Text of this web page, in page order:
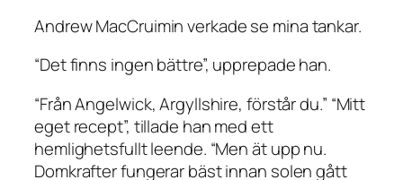
Andrew MacCruimin verkade se mina tankar.
“Det finns ingen bättre”, upprepade han.
“Från Angelwick, Argyllshire, förstår du.” “Mitt
eget recept”, tillade han med ett
hemlighetsfullt leende. “Men ät upp nu.
Domkrafter fungerar bäst innan solen gått